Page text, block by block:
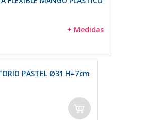
+ Medidas
PASTEL Ø31 H=7cm